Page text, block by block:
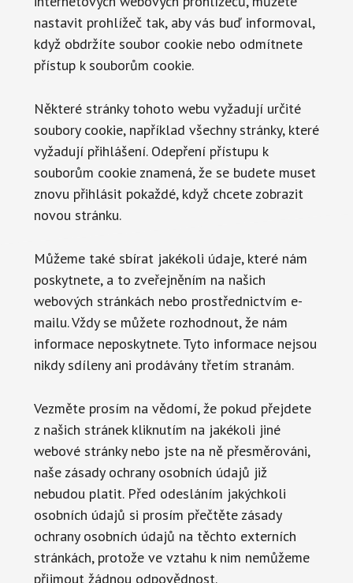
nastavit prohlížeč tak, aby vás buď informoval,
když obdržíte soubor cookie nebo odmítnete
přístup k souborům cookie.
Některé stránky tohoto webu vyžadují určité
soubory cookie, například všechny stránky, které
vyžadují přihlášení. Odepření přístupu k
souborům cookie znamená, že se budete muset
znovu přihlásit pokaždé, když chcete zobrazit
novou stránku.
Můžeme také sbírat jakékoli údaje, které nám
poskytnete, a to zveřejněním na našich
webových stránkách nebo prostřednictvím e-
mailu. Vždy se můžete rozhodnout, že nám
informace neposkytnete. Tyto informace nejsou
nikdy sdíleny ani prodávány třetím stranám.
Vezměte prosím na vědomí, že pokud přejdete
z našich stránek kliknutím na jakékoli jiné
webové stránky nebo jste na ně přesměrováni,
naše zásady ochrany osobních údajů již
nebudou platit. Před odesláním jakýchkoli
osobních údajů si prosím přečtěte zásady
ochrany osobních údajů na těchto externích
stránkách, protože ve vztahu k nim nemůžeme
přijmout žádnou odpovědnost.